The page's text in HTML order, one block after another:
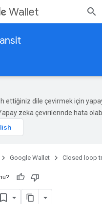
Wallet
ettiğiniz dile çevirmek için
zeka çevirilerinde hata
Google Wallet Closed loop